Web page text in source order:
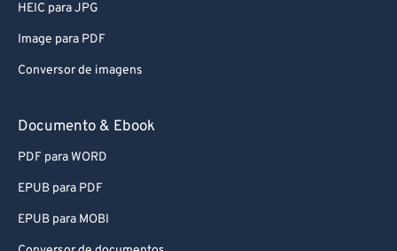
HEIC para JPG
Image para PDF
Conversor de imagens
Documento & Ebook
PDF para WORD
EPUB para PDF
EPUB para MOBI